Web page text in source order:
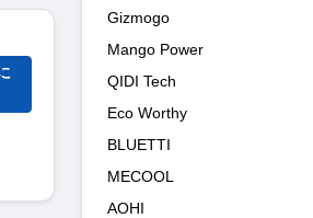
Gizmogo
Mango Power
QIDI Tech
Eco Worthy
BLUETTI
MECOOL
AOHI